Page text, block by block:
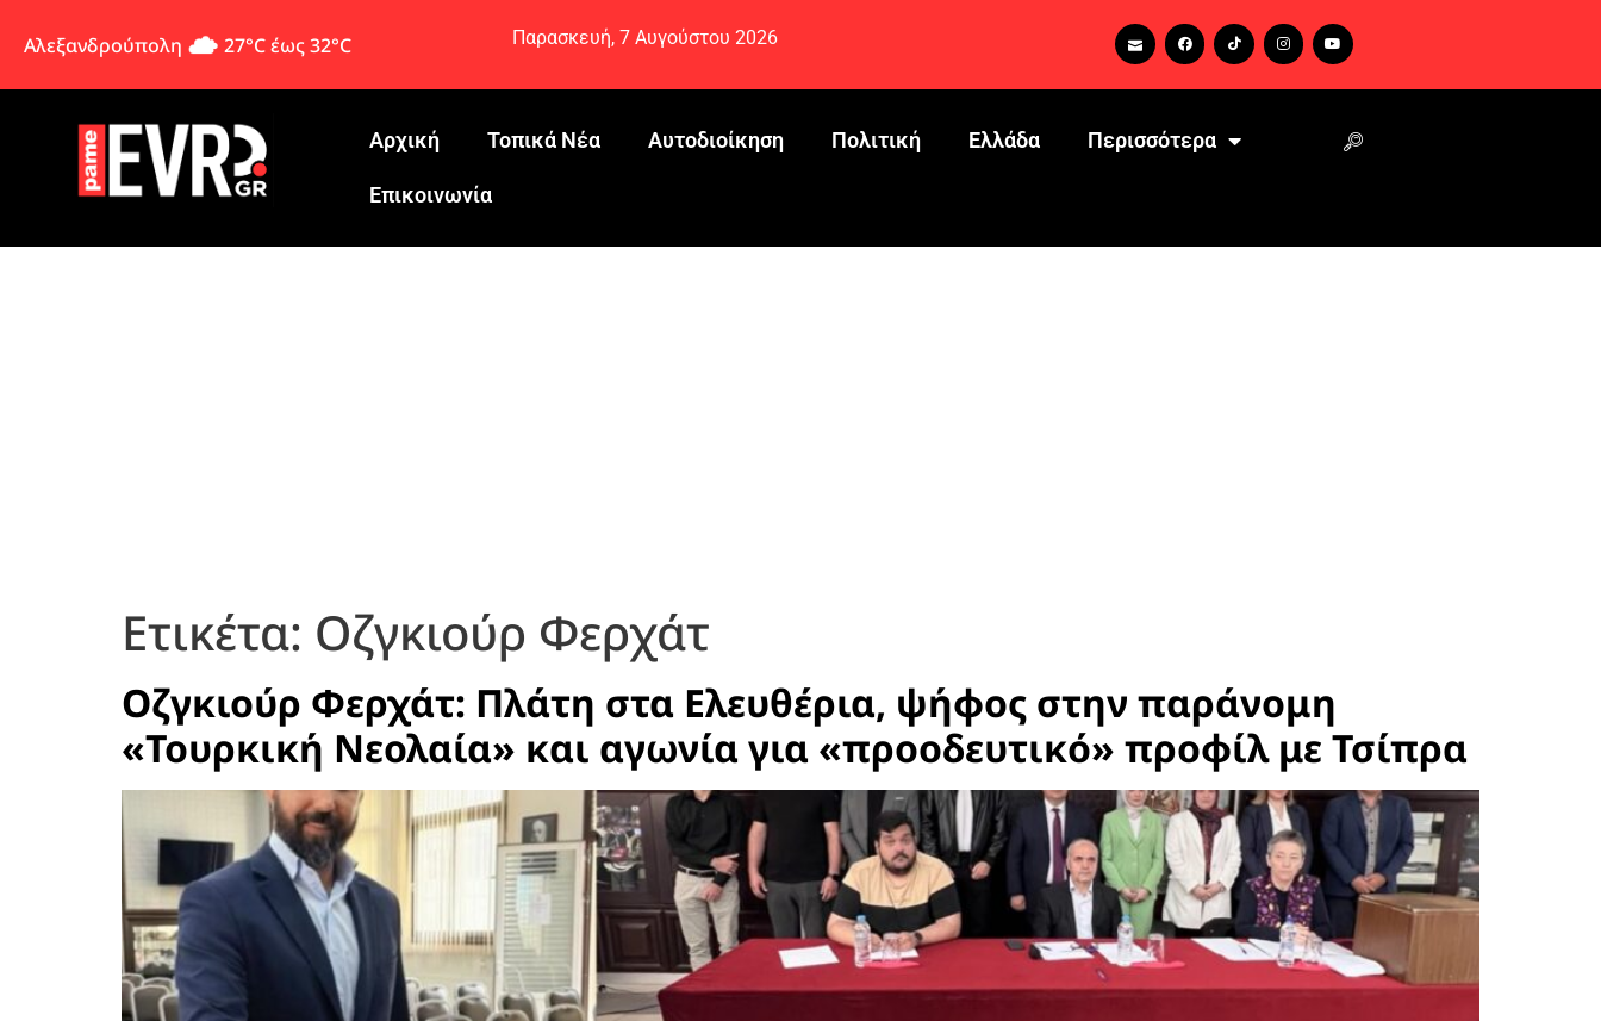
Αλεξανδρούπολη 27°C έως 32°C Παρασκευή, 7 Αυγούστου 2026
Αρχική Τοπικά Νέα Αυτοδιοίκηση Πολιτική Ελλάδα Περισσότερα
Eπικοινωνία
Ετικέτα: Οζγκιούρ Φερχάτ
Οζγκιούρ Φερχάτ: Πλάτη στα Ελευθέρια, ψήφος στην παράνομη
«Τουρκική Νεολαία» και αγωνία για «προοδευτικό» προφίλ με Τσίπρα